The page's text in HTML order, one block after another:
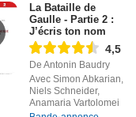
La Bataille de
Gaulle - Partie 2 :
J’écris ton nom
4,5
De Antonin Baudry
Avec Simon Abkarian,
Niels Schneider,
Anamaria Vartolomei